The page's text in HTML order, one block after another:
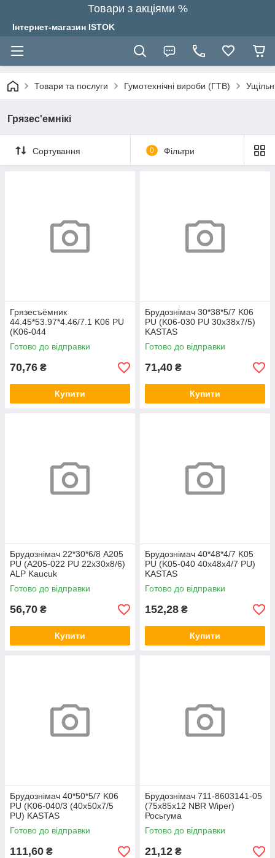
Товари з акціями %
Інтернет-магазин ISTOK
Товари та послуги Гумотехнічні вироби (ГТВ)
Грязес'емнікі
Сортування 0 Фільтри
Грязесъёмник
44.45*53.97*4.46/7.1 K06 PU
(K06-044
(44.45х53.97х4.46/7.1 K06
PU)) KASTAS
Готово до відправки
70,76 ₴
Купити
Брудознімач 30*38*5/7 K06
PU (K06-030 PU 30х38х7/5)
KASTAS
Готово до відправки
71,40 ₴
Купити
Брудознімач 22*30*6/8 A205
PU (A205-022 PU 22х30х8/6)
ALP Kaucuk
Готово до відправки
56,70 ₴
Купити
Брудознімач 40*48*4/7 K05
PU (K05-040 40х48х4/7 PU)
KASTAS
Готово до відправки
152,28 ₴
Купити
Брудознімач 40*50*5/7 K06
PU (K06-040/3 (40х50х7/5
PU) KASTAS
Готово до відправки
111,60 ₴
Брудознімач 711-8603141-05
(75х85х12 NBR Wiper)
Росьгума
Готово до відправки
21,12 ₴